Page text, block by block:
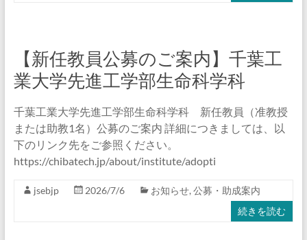
境
バ
イ
オ
テ
ク
ノ
【新任教員公募のご案内】千葉工
業大学先進工学部生命科学科
千葉工業大学先進工学部生命科学科 新任教員（准教授
または助教1名）公募のご案内 詳細につきましては、以
下のリンク先をご参照ください。
https://chibatech.jp/about/institute/adopti
jsebjp 2026/7/6 お知らせ, 公募・助成案内
続きを読む